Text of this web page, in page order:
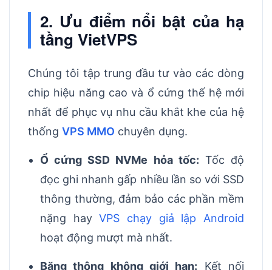
2. Ưu điểm nổi bật của hạ
tầng VietVPS
Chúng tôi tập trung đầu tư vào các dòng
chip hiệu năng cao và ổ cứng thế hệ mới
nhất để phục vụ nhu cầu khắt khe của hệ
thống VPS MMO chuyên dụng.
Ổ cứng SSD NVMe hỏa tốc: Tốc độ
đọc ghi nhanh gấp nhiều lần so với SSD
thông thường, đảm bảo các phần mềm
nặng hayVPS chạy giả lập Android
hoạt động mượt mà nhất.
Băng thông không giới hạn: Kết nối